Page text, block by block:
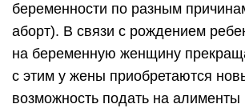
беременности по разным
аборт). В связи с рождением
на беременную женщину
с этим у жены приобретаются
возможность подать на алименты